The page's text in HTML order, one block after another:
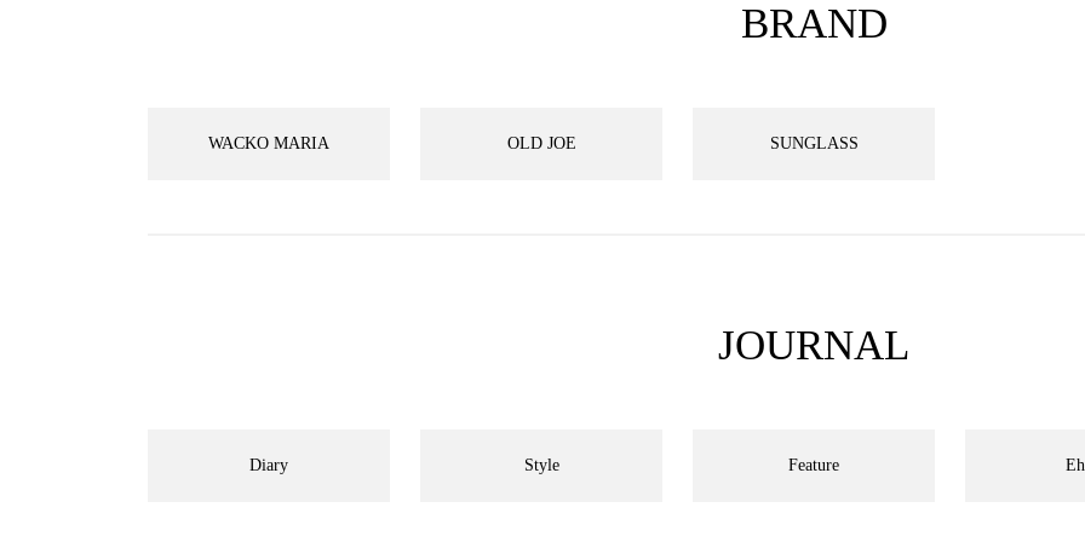
BRAND
WACKO MARIA OLD JOE SUNGLASS
JOURNAL
Diary Style Feature